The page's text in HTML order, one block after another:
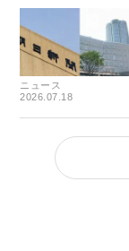
ニュース
2026.07.18